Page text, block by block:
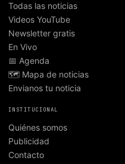
Todas las noticias
Videos YouTube
Newsletter gratis
En Vivo
📅 Agenda
🗺️ Mapa de noticias
Envianos tu noticia
INSTITUCIONAL
Quiénes somos
Publicidad
Contacto